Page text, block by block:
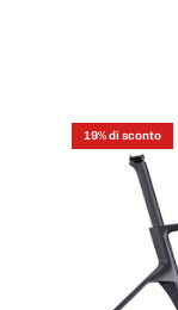
19% di sconto